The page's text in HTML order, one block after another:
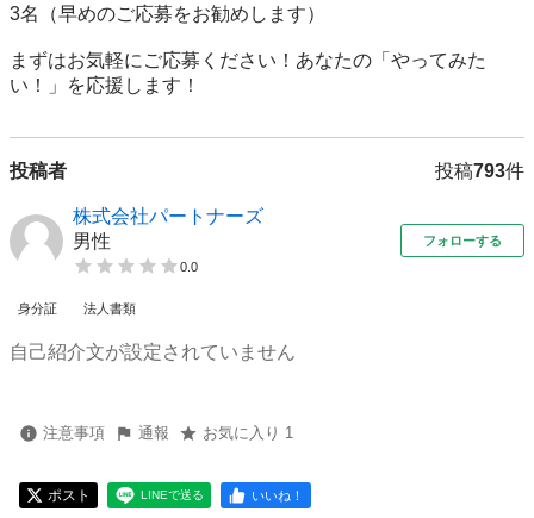
3名（早めのご応募をお勧めします）
まずはお気軽にご応募ください！あなたの「やってみた
い！」を応援します！
投稿者 投稿793件
株式会社パートナーズ
男性
0.0
フォローする
身分証 法人書類
自己紹介文が設定されていません
注意事項 通報 お気に入り 1
ポスト LINEで送る いいね！